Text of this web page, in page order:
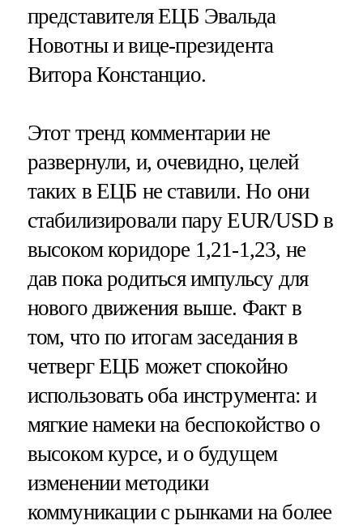
представителя ЕЦБ Эвальда
Новотны и вице-президента
Витора Констанцио.
Этот тренд комментарии не
развернули, и, очевидно, целей
таких в ЕЦБ не ставили. Но они
стабилизировали пару EUR/USD в
высоком коридоре 1,21-1,23, не
дав пока родиться импульсу для
нового движения выше. Факт в
том, что по итогам заседания в
четверг ЕЦБ может спокойно
использовать оба инструмента: и
мягкие намеки на беспокойство о
высоком курсе, и о будущем
изменении методики
коммуникации с рынками на более